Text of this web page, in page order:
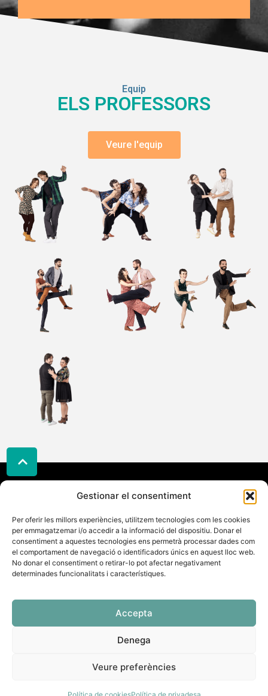
Gestionar el consentiment
Per oferir les millors experiències, utilitzem tecnologies com les cookies
per emmagatzemar i/o accedir a la informació del dispositiu. Donar el
consentiment a aquestes tecnologies ens permetrà processar dades com
el comportament de navegació o identificadors únics en aquest lloc web.
No donar el consentiment o retirar-lo pot afectar negativament
determinades funcionalitats i característiques.
Accepta
Denega
Veure preferències
Equip
ELS PROFESSORS
Veure l'equip
Gaudeix
del
Swing
amb
Adreça
Galileu
33,
08224
Terrassa
Telèfon:
622186452
Email:
info@triplestep.cat
Legal
Política
de
cookies
Política